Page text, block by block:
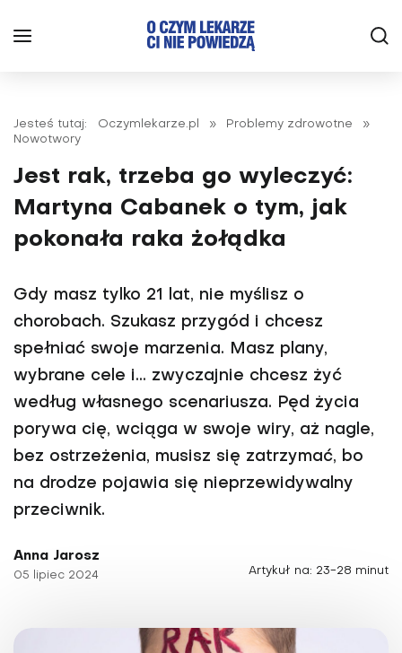
Jesteś tutaj: Oczymlekarze.pl » Problemy zdrowotne
»
Nowotwory
Jest rak, trzeba go wyleczyć:
Martyna Cabanek o tym, jak
pokonała raka żołądka
Gdy masz tylko 21 lat, nie myślisz o
chorobach. Szukasz przygód i chcesz
spełniać swoje marzenia. Masz plany,
wybrane cele i... zwyczajnie chcesz żyć
według własnego scenariusza. Pęd życia
porywa cię, wciąga w swoje wiry, aż nagle,
bez ostrzeżenia, musisz się zatrzymać, bo
na drodze pojawia się nieprzewidywalny
przeciwnik.
Anna Jarosz
05 lipiec 2024 Artykuł na: 23-28 minut